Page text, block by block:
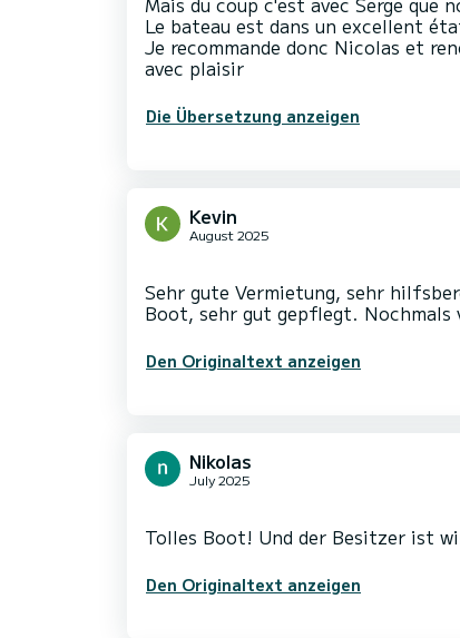
Le bateau est dans un excellent
Je recommande donc Nicolas et
avec plaisir
Die Übersetzung anzeigen
Kevin
August 2025
Sehr gute Vermietung, sehr
Den Originaltext anzeigen
Nikolas
July 2025
Den Originaltext anzeigen